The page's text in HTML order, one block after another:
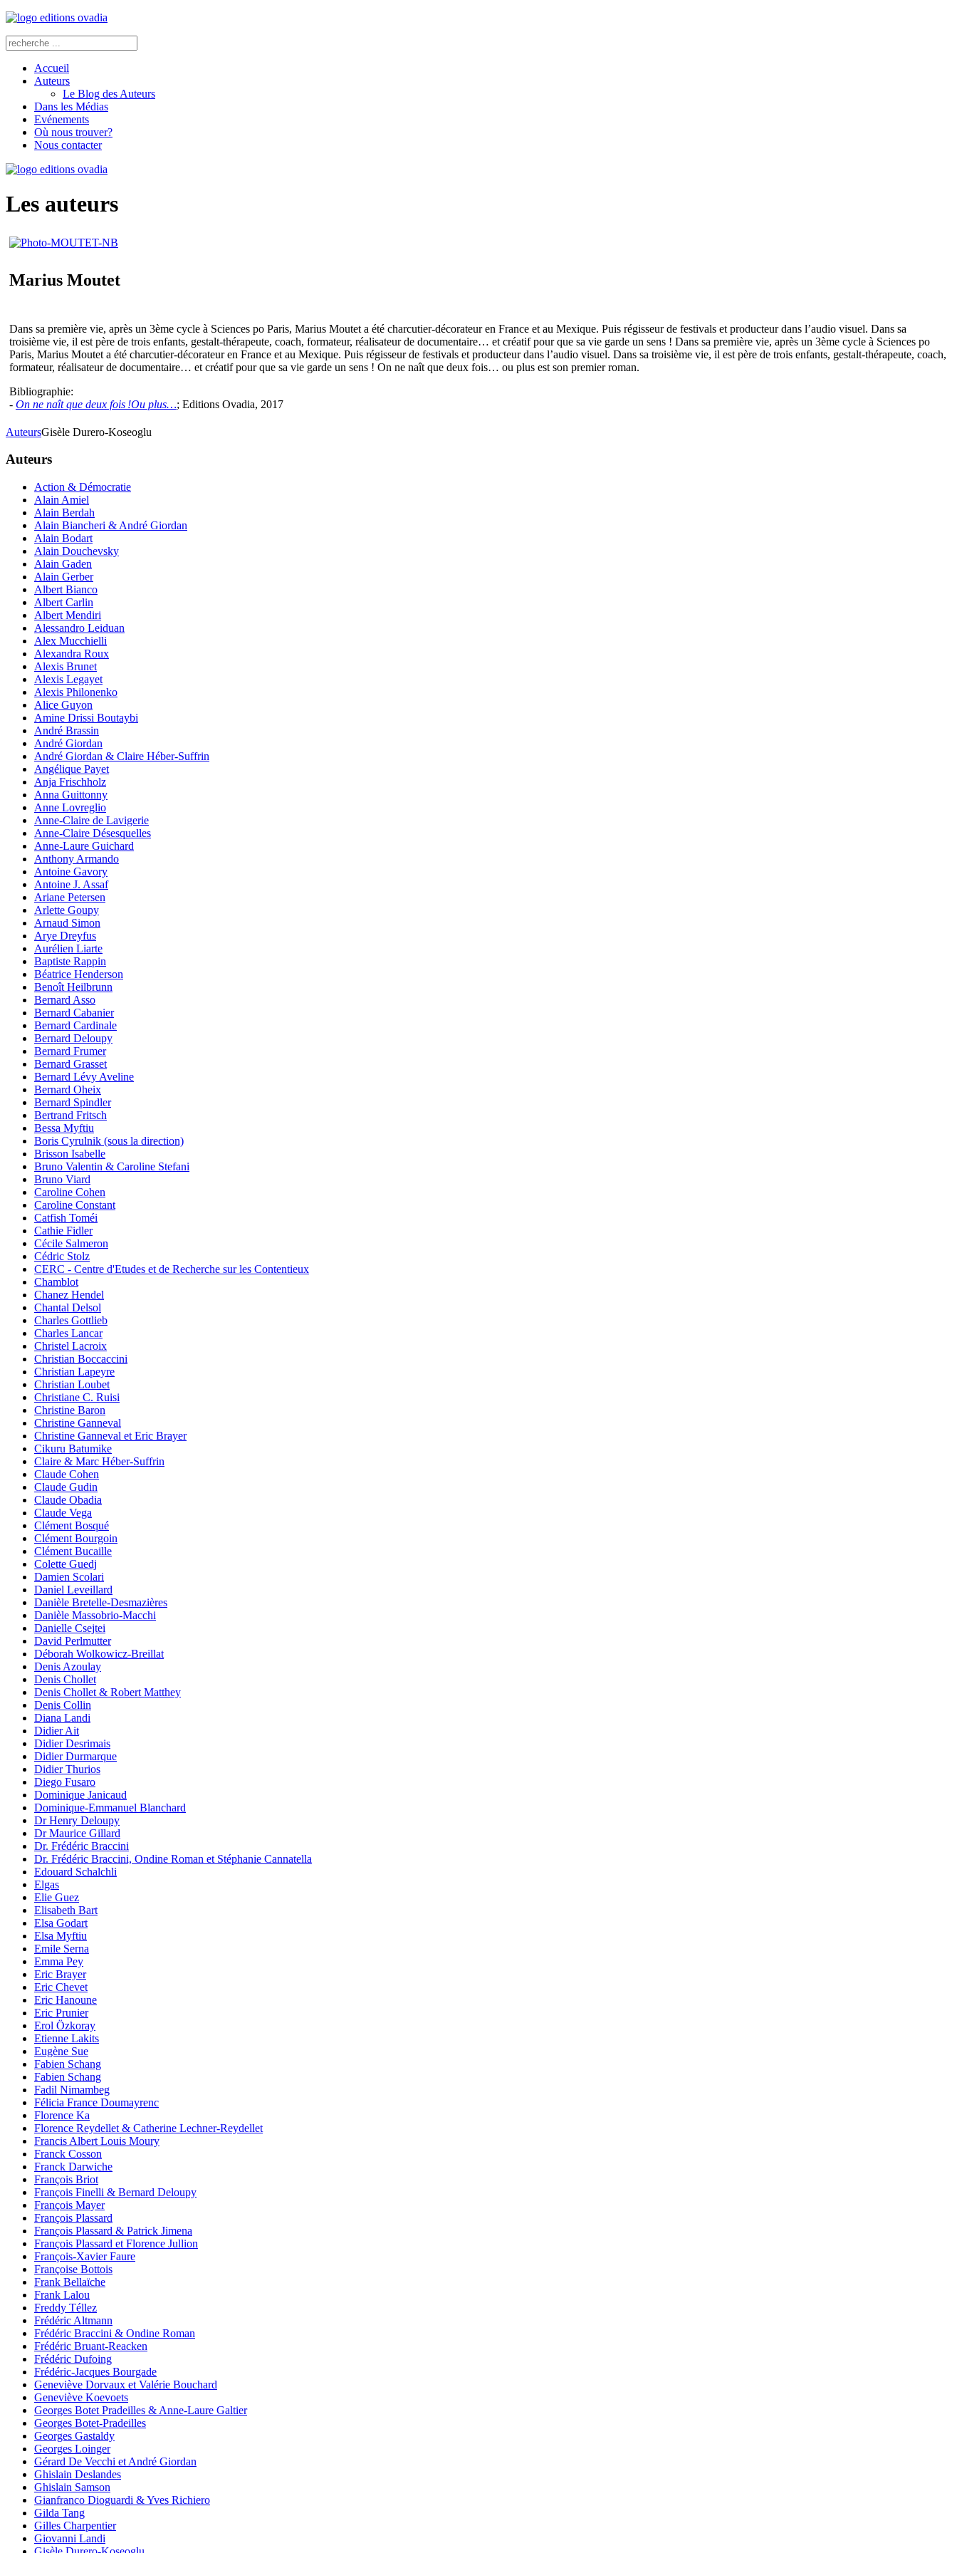
Accueil
Auteurs
Le Blog des Auteurs
Dans les Médias
Evénements
Où nous trouver?
Nous contacter
Les auteurs
Marius Moutet
Dans sa première vie, après un 3ème cycle à Sciences po Paris, Marius Moutet a été charcutier-décorateur en France et au Mexique. Puis régisseur de festivals et producteur dans l’audio visuel. Dans sa
troisième vie, il est père de trois enfants, gestalt-thérapeute, coach, formateur, réalisateur de documentaire… et créatif pour que sa vie garde un sens ! Dans sa première vie, après un 3ème cycle à Sciences po
Paris, Marius Moutet a été charcutier-décorateur en France et au Mexique. Puis régisseur de festivals et producteur dans l’audio visuel. Dans sa troisième vie, il est père de trois enfants, gestalt-thérapeute, coach,
formateur, réalisateur de documentaire… et créatif pour que sa vie garde un sens ! On ne naît que deux fois… ou plus est son premier roman.
Bibliographie:
- On ne naît que deux fois !Ou plus…; Editions Ovadia, 2017
AuteursGisèle Durero-Koseoglu
Auteurs
Action & Démocratie
Alain Amiel
Alain Berdah
Alain Biancheri & André Giordan
Alain Bodart
Alain Douchevsky
Alain Gaden
Alain Gerber
Albert Bianco
Albert Carlin
Albert Mendiri
Alessandro Leiduan
Alex Mucchielli
Alexandra Roux
Alexis Brunet
Alexis Legayet
Alexis Philonenko
Alice Guyon
Amine Drissi Boutaybi
André Brassin
André Giordan
André Giordan & Claire Héber-Suffrin
Angélique Payet
Anja Frischholz
Anna Guittonny
Anne Lovreglio
Anne-Claire de Lavigerie
Anne-Claire Désesquelles
Anne-Laure Guichard
Anthony Armando
Antoine Gavory
Antoine J. Assaf
Ariane Petersen
Arlette Goupy
Arnaud Simon
Arye Dreyfus
Aurélien Liarte
Baptiste Rappin
Béatrice Henderson
Benoît Heilbrunn
Bernard Asso
Bernard Cabanier
Bernard Cardinale
Bernard Deloupy
Bernard Frumer
Bernard Grasset
Bernard Lévy Aveline
Bernard Oheix
Bernard Spindler
Bertrand Fritsch
Bessa Myftiu
Boris Cyrulnik (sous la direction)
Brisson Isabelle
Bruno Valentin & Caroline Stefani
Bruno Viard
Caroline Cohen
Caroline Constant
Catfish Toméi
Cathie Fidler
Cécile Salmeron
Cédric Stolz
CERC - Centre d'Etudes et de Recherche sur les Contentieux
Chamblot
Chanez Hendel
Chantal Delsol
Charles Gottlieb
Charles Lancar
Christel Lacroix
Christian Boccaccini
Christian Lapeyre
Christian Loubet
Christiane C. Ruisi
Christine Baron
Christine Ganneval
Christine Ganneval et Eric Brayer
Cikuru Batumike
Claire & Marc Héber-Suffrin
Claude Cohen
Claude Gudin
Claude Obadia
Claude Vega
Clément Bosqué
Clément Bourgoin
Clément Bucaille
Colette Guedj
Damien Scolari
Daniel Leveillard
Danièle Bretelle-Desmazières
Danièle Massobrio-Macchi
Danielle Csejtei
David Perlmutter
Déborah Wolkowicz-Breillat
Denis Azoulay
Denis Chollet
Denis Chollet & Robert Matthey
Denis Collin
Diana Landi
Didier Ait
Didier Desrimais
Didier Durmarque
Didier Thurios
Diego Fusaro
Dominique Janicaud
Dominique-Emmanuel Blanchard
Dr Henry Deloupy
Dr Maurice Gillard
Dr. Frédéric Braccini
Dr. Frédéric Braccini, Ondine Roman et Stéphanie Cannatella
Edouard Schalchli
Elgas
Elie Guez
Elisabeth Bart
Elsa Godart
Elsa Myftiu
Emile Serna
Emma Pey
Eric Brayer
Eric Chevet
Eric Hanoune
Eric Prunier
Erol Özkoray
Etienne Lakits
Eugène Sue
Fabien Schang
Fabien Schang
Fadil Nimambeg
Félicia France Doumayrenc
Florence Ka
Florence Reydellet & Catherine Lechner-Reydellet
Francis Albert Louis Moury
Franck Cosson
Franck Darwiche
François Briot
François Finelli & Bernard Deloupy
François Mayer
François Plassard
François Plassard & Patrick Jimena
François Plassard et Florence Jullion
François-Xavier Faure
Françoise Bottois
Frank Bellaïche
Frank Lalou
Freddy Téllez
Frédéric Altmann
Frédéric Braccini & Ondine Roman
Frédéric Bruant-Reacken
Frédéric Dufoing
Frédéric-Jacques Bourgade
Geneviève Dorvaux et Valérie Bouchard
Geneviève Koevoets
Georges Botet Pradeilles & Anne-Laure Galtier
Georges Botet-Pradeilles
Georges Gastaldy
Georges Loinger
Gérard De Vecchi et André Giordan
Ghislain Deslandes
Ghislain Samson
Gianfranco Dioguardi & Yves Richiero
Gilda Tang
Gilles Charpentier
Giovanni Landi